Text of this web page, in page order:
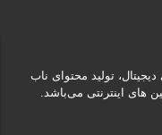
تولید محتوای ناب
های اینترنتی می‌باشد.